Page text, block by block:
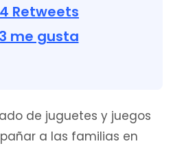
Retweets
me gusta
de juguetes y juegos
a las familias en